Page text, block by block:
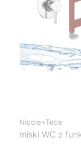
Nicole+Tece
miski WC z